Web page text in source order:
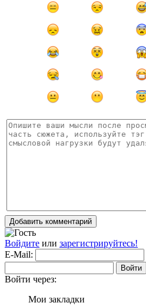
Добавить комментарий
Войдите или зарегистрируйтесь!
E-Mail:
Войти
Войти через:
Мои закладки